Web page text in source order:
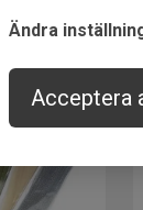
Ändra
Acceptera